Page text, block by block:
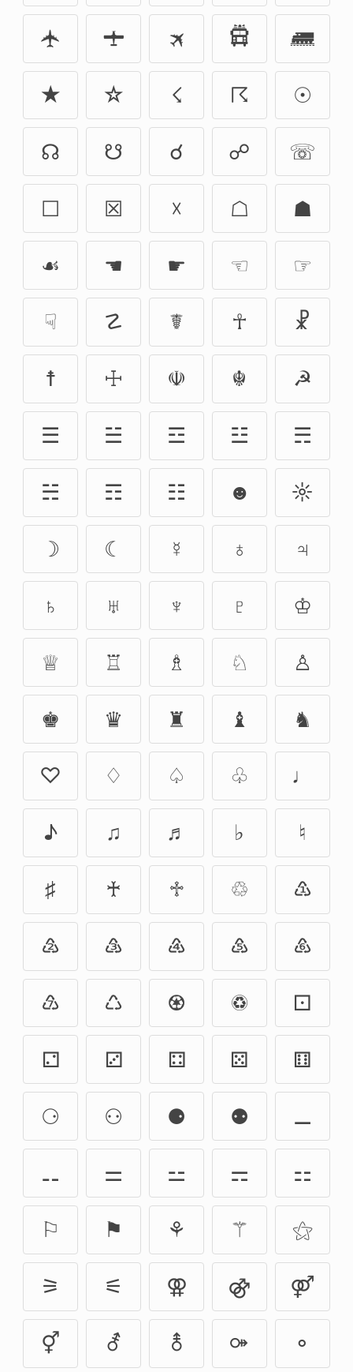
🛧
🛨 🛪 🛱
🛲
★
☆ ☇ ☈
☉
☊
☋ ☌ ☍
☏
☐
☒ ☓ ☖
☗
☙
☚ ☛ ☜
☞
☟
☡ ☤ ☥
☧
☨
☩ ☫ ☬
☭
☰
☱ ☲ ☳
☴
☵
☶ ☷ ☻
☼
☽
☾ ☿️ ♁
♃
♄
♅ ♆ ♇
♔
♕
♖ ♗ ♘
♙
♚
♛ ♜ ♝
♞
♡
♢ ♤ ♧
♩
♪
♫ ♬ ♭
♮
♯
♰ ♱ ♲
♳
♴
♵ ♶ ♷
♸
♹
♺ ♼ ♽
⚀
⚁
⚂ ⚃ ⚄
⚅
⚆
⚇ ⚈ ⚉
⚊
⚋
⚌ ⚍ ⚎
⚏
⚐
⚑ ⚘ ⚚
⚝
⚞
⚟ ⚢ ⚣
⚤
⚥
⚦ ⚨ ⚩ ⚬